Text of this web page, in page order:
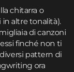
chitarra o
in altre tonalità).
di canzoni
finché non ti
pattern di
ora